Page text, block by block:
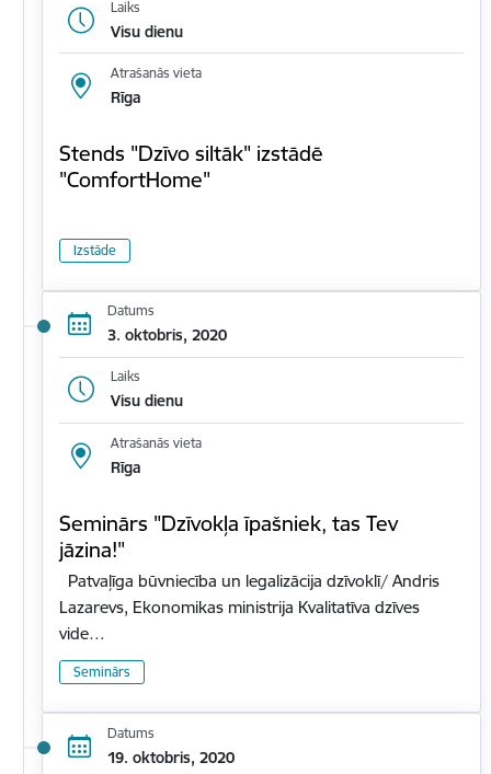
Laiks
Visu dienu
Atrašanās vieta
Rīga
Stends "Dzīvo siltāk" izstādē
"ComfortHome"
Izstāde
Datums
3. oktobris, 2020
Laiks
Visu dienu
Atrašanās vieta
Rīga
Seminārs "Dzīvokļa īpašniek, tas Tev
jāzina!"
Patvaļīga būvniecība un legalizācija dzīvoklī/ Andris
Lazarevs, Ekonomikas ministrija Kvalitatīva dzīves
vide…
Seminārs
Datums
19. oktobris, 2020